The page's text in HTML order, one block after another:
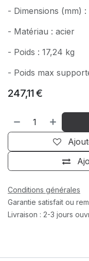
- Dimensions (mm)
- Matériau : acier
- Poids : 17,24 kg
- Poids max
247,11€
Conditions générales
Garantie satisfait ou
Livraison : 2-3 jours